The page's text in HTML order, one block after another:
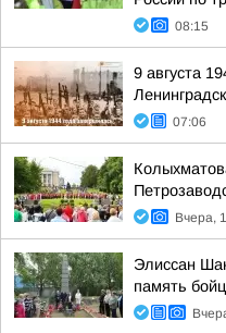
08:15
9 августа
07:06
Вчера,
Элиссан
память